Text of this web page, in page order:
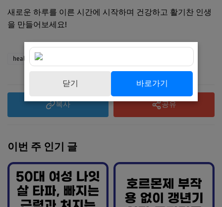
새로운 하루를 이른 시간에 시작하며 건강하고 활기찬 인생
을 만들어보세요!
health
복사 공유
이번 주 인기 글
닫기 바로가기